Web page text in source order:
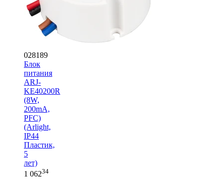
028189
Блок
питания
ARJ-
KE40200R
(8W,
200mA,
PFC)
(Arlight,
IP44
Пластик,
5
лет)
1 06234